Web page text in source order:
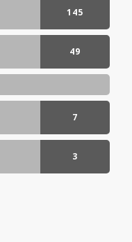
GÖNDERI(LER)
145
GÖNDERI(LER)
49
7
GÖNDERI(LER)
3